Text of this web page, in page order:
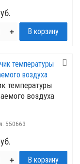
температуры
воздуха
550663